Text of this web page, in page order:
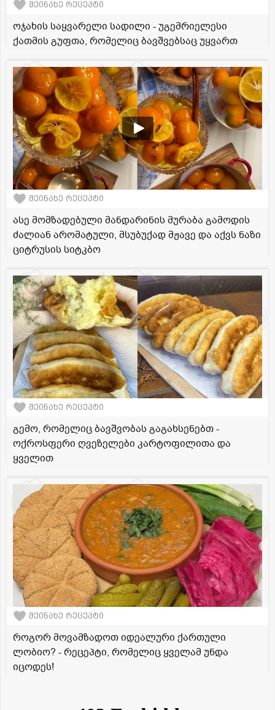
შეინახე რეცეპტი
ოჯახის საყვარელი სადილი - უგემრიელესი
ქათმის გუფთა, რომელიც ბავშვებსაც უყვართ
შეინახე რეცეპტი
ასე მომზადებული მანდარინის მურაბა გამოდის
ძალიან არომატული, მსუბუქად მჟავე და აქვს ნაზი
ციტრუსის სიტკბო
შეინახე რეცეპტი
გემო, რომელიც ბავშვობას გაგახსენებთ -
ოქროსფერი ღვეზელები კარტოფილითა და
ყველით
შეინახე რეცეპტი
როგორ მოვამზადოთ იდეალური ქართული
ლობიო? - რეცეპტი, რომელიც ყველამ უნდა
იცოდეს!